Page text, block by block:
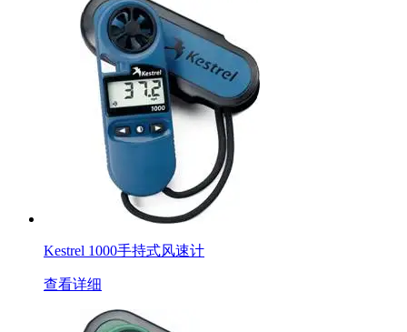
Kestrel 1000手持式风速计
查看详细